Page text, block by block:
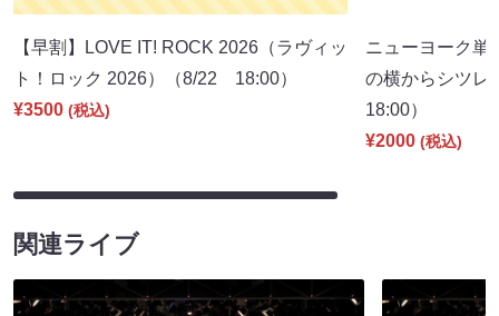
【早割】LOVE IT! ROCK 2026（ラヴィッ
ト！ロック 2026）（8/22 18:00）
¥3500 (税込)
ニューヨーク単
の横からシツ
18:00）
¥2000 (税込)
関連ライブ